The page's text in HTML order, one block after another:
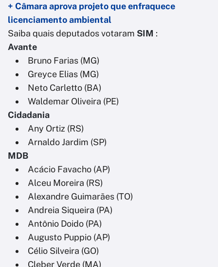
+ Câmara aprova projeto que enfraquece
licenciamento ambiental
Saiba quais deputados votaram SIM :
Avante
Bruno Farias (MG)
Greyce Elias (MG)
Neto Carletto (BA)
Waldemar Oliveira (PE)
Cidadania
Any Ortiz (RS)
Arnaldo Jardim (SP)
MDB
Acácio Favacho (AP)
Alceu Moreira (RS)
Alexandre Guimarães (TO)
Andreia Siqueira (PA)
Antônio Doido (PA)
Augusto Puppio (AP)
Célio Silveira (GO)
Cleber Verde (MA)